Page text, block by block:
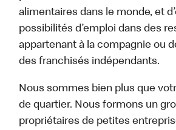
alimentaires dans le monde, et
possibilités d’emploi dans des
appartenant à la compagnie ou
des franchisés indépendants.
Nous sommes bien plus que
de quartier. Nous formons un
propriétaires de petites